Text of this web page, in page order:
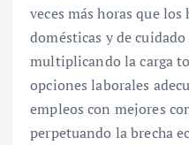
veces más horas que
domésticas y de
multiplicando la carga
opciones laborales
empleos con mejores
perpetuando la brecha